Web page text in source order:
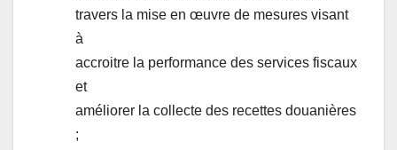
travers la mise en œuvre de mesures visant
à
accroitre la performance des services fiscaux
et
améliorer la collecte des recettes douanières
;